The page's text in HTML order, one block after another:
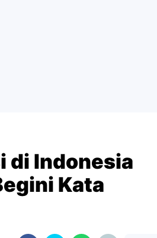
di Indonesia
Kata